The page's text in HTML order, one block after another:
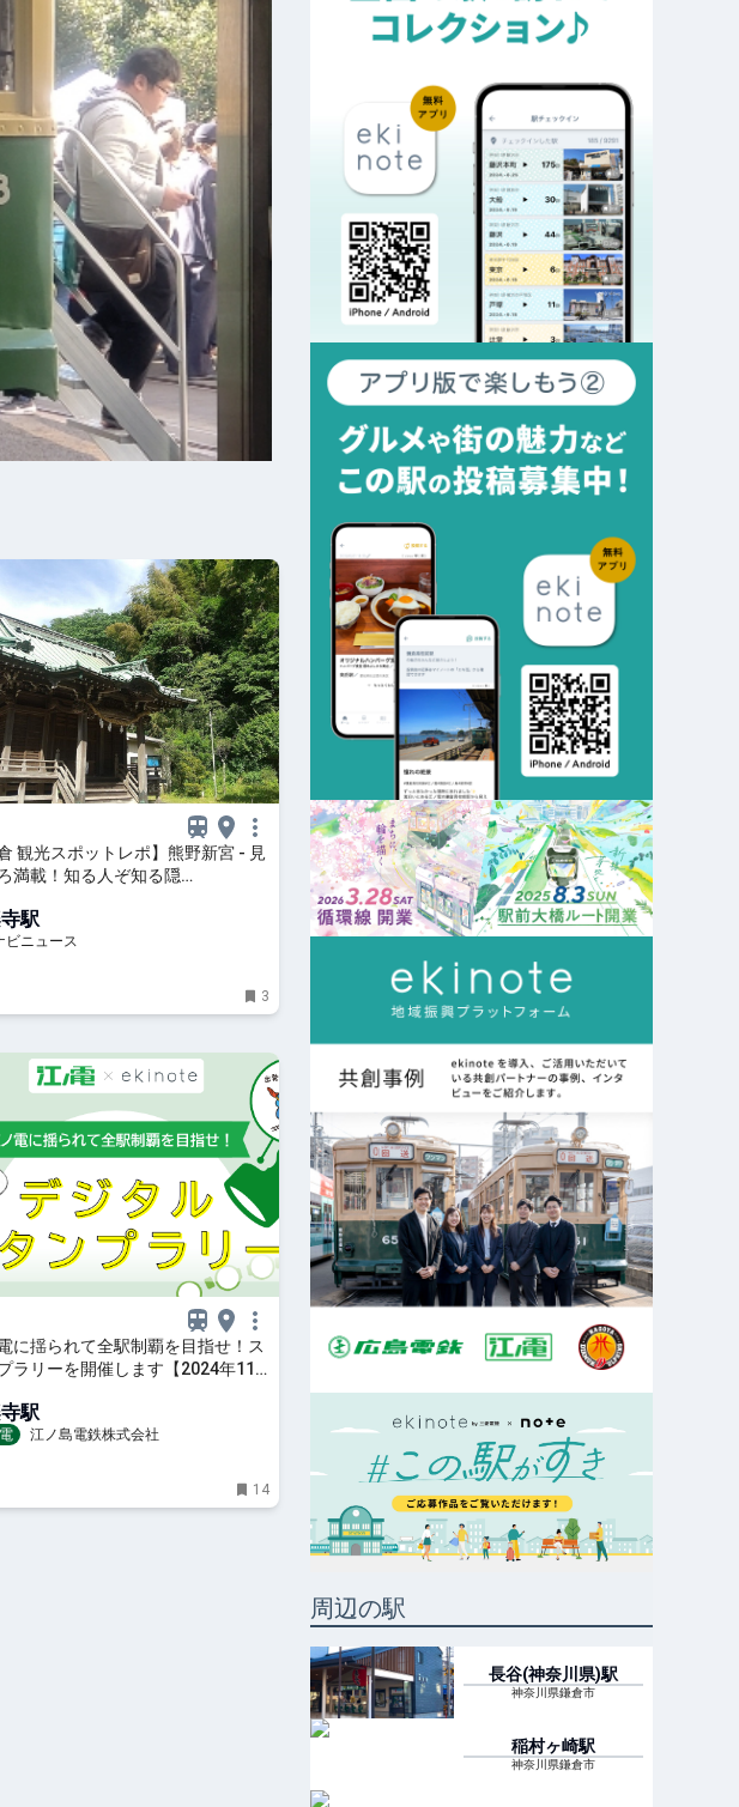
倉 観光スポットレポ】熊野新宮 - 見
満載！知る人ぞ知る隠…
駅
ビニュース
3
に揺られて全駅制覇を目指せ！ス
ラリーを開催します【2024年11
駅
江ノ島電鉄株式会社
14
周辺の駅
長谷(神奈川県)駅
神奈川県鎌倉市
稲村ヶ崎駅
神奈川県鎌倉市